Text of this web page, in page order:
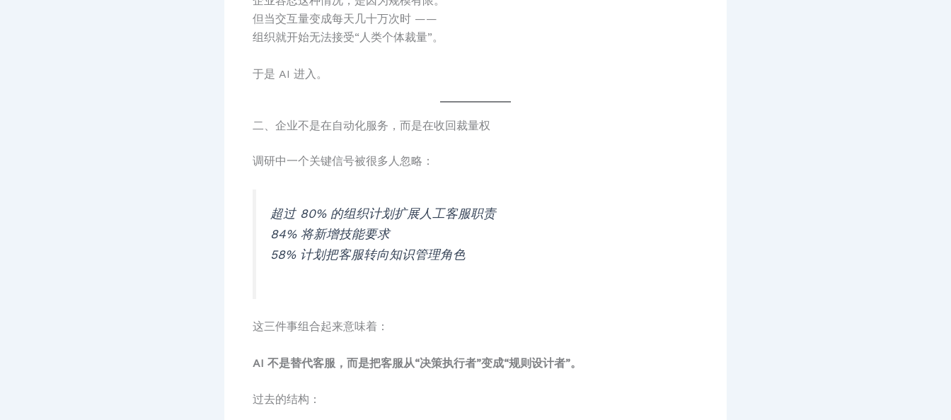
但当交互量变成每天几十万次时 ——
组织就开始无法接受“人类个体裁量”。
于是 AI 进入。
二、企业不是在自动化服务，而是在收回裁量权
调研中一个关键信号被很多人忽略：
超过 80% 的组织计划扩展人工客服职责
84% 将新增技能要求
58% 计划把客服转向知识管理角色
这三件事组合起来意味着：
AI 不是替代客服，而是把客服从“决策执行者”变成“规则设计者”。
过去的结构：